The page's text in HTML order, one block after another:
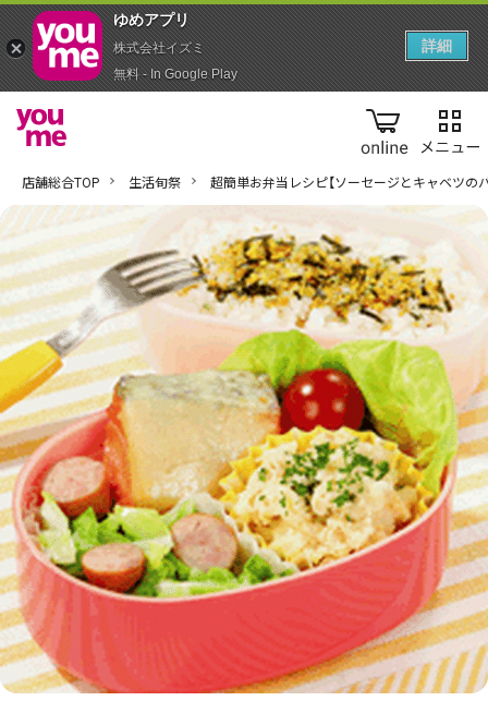
online
店舗総合TOP 生活旬祭 超簡単お弁当レシピ【ソーセージとキャベツの
ゆめアプ‪リ‬
株式会社イズミ
無料 - In Google Play
詳細